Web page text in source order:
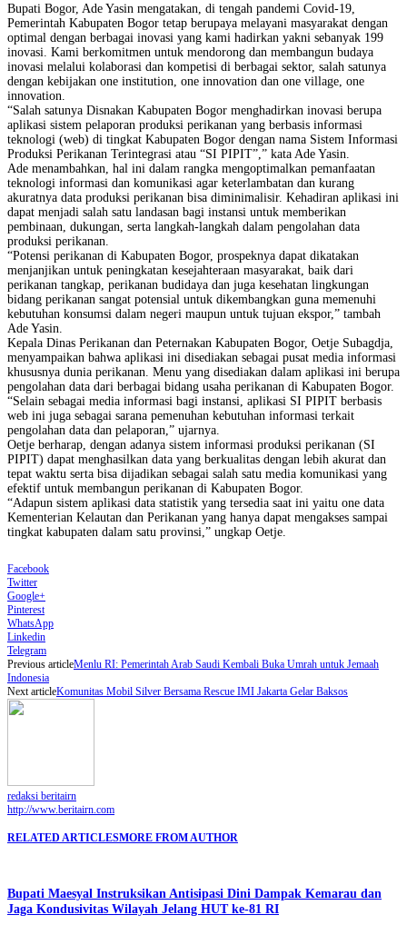
Bupati Bogor, Ade Yasin mengatakan, di tengah pandemi Covid-19,
Pemerintah Kabupaten Bogor tetap berupaya melayani masyarakat dengan
optimal dengan berbagai inovasi yang kami hadirkan yakni sebanyak 199
inovasi. Kami berkomitmen untuk mendorong dan membangun budaya
inovasi melalui kolaborasi dan kompetisi di berbagai sektor, salah satunya
dengan kebijakan one institution, one innovation dan one village, one
innovation.
“Salah satunya Disnakan Kabupaten Bogor menghadirkan inovasi berupa
aplikasi sistem pelaporan produksi perikanan yang berbasis informasi
teknologi (web) di tingkat Kabupaten Bogor dengan nama Sistem Informasi
Produksi Perikanan Terintegrasi atau “SI PIPIT”,” kata Ade Yasin.
Ade menambahkan, hal ini dalam rangka mengoptimalkan pemanfaatan
teknologi informasi dan komunikasi agar keterlambatan dan kurang
akuratnya data produksi perikanan bisa diminimalisir. Kehadiran aplikasi ini
dapat menjadi salah satu landasan bagi instansi untuk memberikan
pembinaan, dukungan, serta langkah-langkah dalam pengolahan data
produksi perikanan.
“Potensi perikanan di Kabupaten Bogor, prospeknya dapat dikatakan
menjanjikan untuk peningkatan kesejahteraan masyarakat, baik dari
perikanan tangkap, perikanan budidaya dan juga kesehatan lingkungan
bidang perikanan sangat potensial untuk dikembangkan guna memenuhi
kebutuhan konsumsi dalam negeri maupun untuk tujuan ekspor,” tambah
Ade Yasin.
Kepala Dinas Perikanan dan Peternakan Kabupaten Bogor, Oetje Subagdja,
menyampaikan bahwa aplikasi ini disediakan sebagai pusat media informasi
khususnya dunia perikanan. Menu yang disediakan dalam aplikasi ini berupa
pengolahan data dari berbagai bidang usaha perikanan di Kabupaten Bogor.
“Selain sebagai media informasi bagi instansi, aplikasi SI PIPIT berbasis
web ini juga sebagai sarana pemenuhan kebutuhan informasi terkait
pengolahan data dan pelaporan,” ujarnya.
Oetje berharap, dengan adanya sistem informasi produksi perikanan (SI
PIPIT) dapat menghasilkan data yang berkualitas dengan lebih akurat dan
tepat waktu serta bisa dijadikan sebagai salah satu media komunikasi yang
efektif untuk membangun perikanan di Kabupaten Bogor.
“Adapun sistem aplikasi data statistik yang tersedia saat ini yaitu one data
Kementerian Kelautan dan Perikanan yang hanya dapat mengakses sampai
tingkat kabupaten dalam satu provinsi,” ungkap Oetje.
Facebook
Twitter
Google+
Pinterest
WhatsApp
Linkedin
Telegram
Previous articleMenlu RI: Pemerintah Arab Saudi Kembali Buka Umrah untuk Jemaah
Indonesia
Next articleKomunitas Mobil Silver Bersama Rescue IMI Jakarta Gelar Baksos
redaksi beritairn
http://www.beritairn.com
RELATED ARTICLESMORE FROM AUTHOR
Bupati Maesyal Instruksikan Antisipasi Dini Dampak Kemarau dan
Jaga Kondusivitas Wilayah Jelang HUT ke-81 RI